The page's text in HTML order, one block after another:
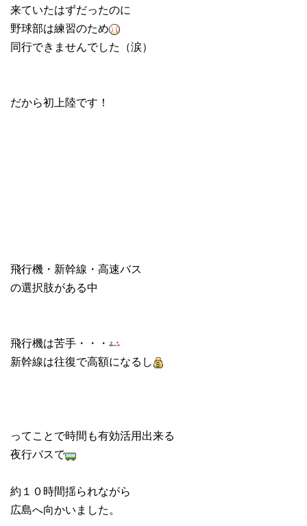
来ていたはずだったのに
野球部は練習のため
同行できませんでした（涙）
だから初上陸です！
飛行機・新幹線・高速バス
の選択肢がある中
飛行機は苦手・・・
新幹線は往復で高額になるし
ってことで時間も有効活用出来る
夜行バスで
約１０時間揺られながら
広島へ向かいました。